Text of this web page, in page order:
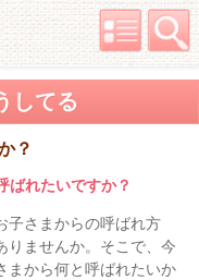
してる
？
ばれたいですか？
子さまからの呼ばれ方
りませんか。そこで、今
まから何と呼ばれたいか